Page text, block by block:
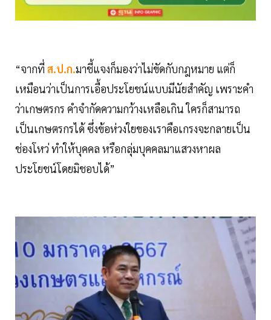
“จากที่ ส.ป.ก.มาชี้แจงก็มองว่าไม่ขัดกับกฎหมาย แต่ก็
เหมือนว่าเป็นการเอื้อประโยชน์แบบมีนัยสำคัญ เพราะคำ
ว่าเกษตรกร คำจำกัดความกว้างเหลือเกิน ใครก็สามารถ
เป็นเกษตรกรได้ ซึ่งข้อห่วงใยของเราคือเกรงจะกลายเป็น
ช่องโหว่ ทำให้บุคคล หรือกลุ่มบุคคลมาแสวงหาผล
ประโยชน์โดยมิชอบได้”